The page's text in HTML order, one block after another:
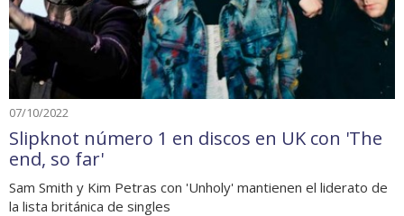
07/10/2022
Slipknot número 1 en discos en UK con 'The
end, so far'
Sam Smith y Kim Petras con 'Unholy' mantienen el liderato de
la lista británica de singles